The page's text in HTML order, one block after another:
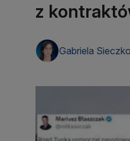
z
Gabriela